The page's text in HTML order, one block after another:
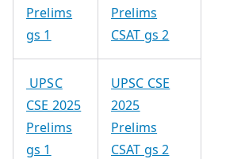
Prelims
gs 1
Prelims
CSAT gs 2
UPSC
CSE 2025
Prelims
gs 1
UPSC CSE
2025
Prelims
CSAT gs 2